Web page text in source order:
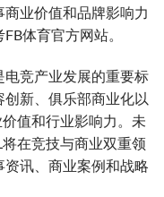
业价值和品牌影响力
体育官方网站。
电竞产业发展的重要标
新、俱乐部商业化以
值和行业影响力。未
在竞技与商业双重领
讯、商业案例和战略